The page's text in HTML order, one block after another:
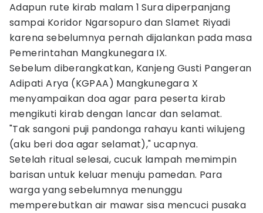
Adapun rute kirab malam 1 Sura diperpanjang
sampai Koridor Ngarsopuro dan Slamet Riyadi
karena sebelumnya pernah dijalankan pada masa
Pemerintahan Mangkunegara IX.
Sebelum diberangkatkan, Kanjeng Gusti Pangeran
Adipati Arya (KGPAA) Mangkunegara X
menyampaikan doa agar para peserta kirab
mengikuti kirab dengan lancar dan selamat.
"Tak sangoni puji pandonga rahayu kanti wilujeng
(aku beri doa agar selamat)," ucapnya.
Setelah ritual selesai, cucuk lampah memimpin
barisan untuk keluar menuju pamedan. Para
warga yang sebelumnya menunggu
memperebutkan air mawar sisa mencuci pusaka